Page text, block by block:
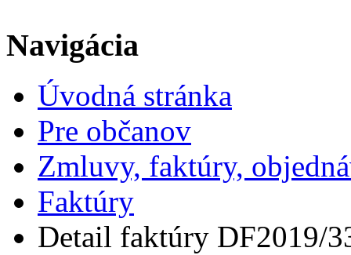
Navigácia
Úvodná stránka
Pre občanov
Zmluvy, faktúry,
Faktúry
Detail faktúry DF2019/